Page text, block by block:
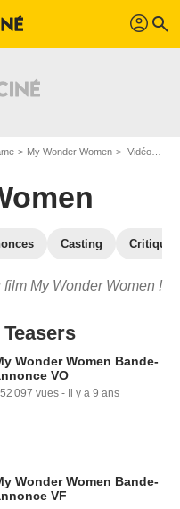
profil search
My Wonder Women Vidéos du film My Wonder Women
Casting
My Wonder Women !
Wonder Women Bande-
VO
097 vues - Il y a 9 ans
Wonder Women Bande-
VF